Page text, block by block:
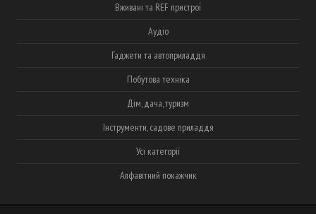
Вживані та REF пристрої
Аудіо
Гаджети та автоприладдя
Побутова техніка
Дім, дача, туризм
Інструменти, садове приладдя
Усі категорії
Алфавітний покажчик